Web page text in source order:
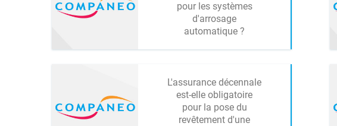
pour les systèmes
d'arrosage
automatique ?
L'assurance décennale
est-elle obligatoire
pour la pose du
revêtement d'une